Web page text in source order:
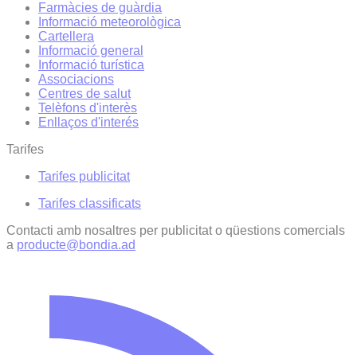
Farmàcies de guàrdia
Informació meteorològica
Cartellera
Informació general
Informació turística
Associacions
Centres de salut
Telèfons d'interès
Enllaços d'interés
Tarifes
Tarifes publicitat
Tarifes classificats
Contacti amb nosaltres per publicitat o qüestions comercials
a producte@bondia.ad